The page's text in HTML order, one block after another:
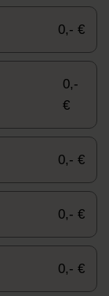
0,- €
0,-
€
0,- €
0,- €
0,- €